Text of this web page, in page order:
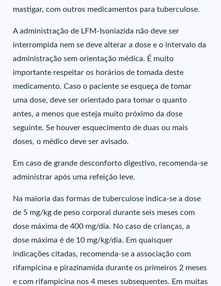
mastigar, com outros medicamentos para tuberculose.
A administração de LFM-Isoniazida não deve ser
interrompida nem se deve alterar a dose e o intervalo da
administração sem orientação médica. É muito
importante respeitar os horários de tomada deste
medicamento. Caso o paciente se esqueça de tomar
uma dose, deve ser orientado para tomar o quanto
antes, a menos que esteja muito próximo da dose
seguinte. Se houver esquecimento de duas ou mais
doses, o médico deve ser avisado.
Em caso de grande desconforto digestivo, recomenda-se
administrar após uma refeição leve.
Na maioria das formas de tuberculose indica-se a dose
de 5 mg/kg de peso corporal durante seis meses com
dose máxima de 400 mg/dia. No caso de crianças, a
dose máxima é de 10 mg/kg/dia. Em quaisquer
indicações citadas, recomenda-se a associação com
rifampicina e pirazinamida durante os primeiros 2 meses
e com rifampicina nos 4 meses subsequentes. Em muitas